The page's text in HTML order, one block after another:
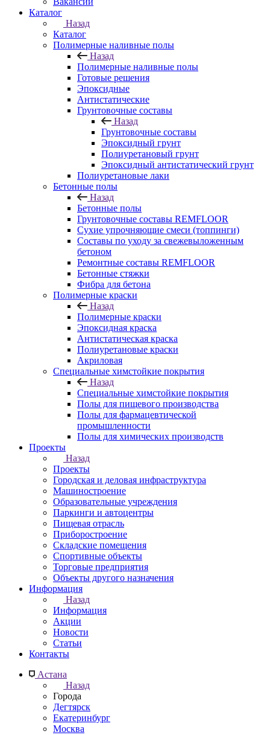
Каталог
Назад
Каталог
Полимерные наливные полы
Назад
Полимерные наливные полы
Готовые решения
Эпоксидные
Антистатические
Грунтовочные составы
Назад
Грунтовочные составы
Эпоксидный грунт
Полиуретановый грунт
Эпоксидный антистатический грунт
Полиуретановые лаки
Бетонные полы
Назад
Бетонные полы
Грунтовочные составы REMFLOOR
Сухие упрочняющие смеси (топпинги)
Составы по уходу за свежевыложенным
бетоном
Ремонтные составы REMFLOOR
Бетонные стяжки
Фибра для бетона
Полимерные краски
Назад
Полимерные краски
Эпоксидная краска
Антистатическая краска
Полиуретановые краски
Акриловая
Специальные химстойкие покрытия
Назад
Специальные химстойкие покрытия
Полы для пищевого производства
Полы для фармацевтической
промышленности
Полы для химических производств
Проекты
Назад
Проекты
Городская и деловая инфраструктура
Машиностроение
Образовательные учреждения
Паркинги и автоцентры
Пищевая отрасль
Приборостроение
Складские помещения
Спортивные объекты
Торговые предприятия
Объекты другого назначения
Информация
Назад
Информация
Акции
Новости
Статьи
Контакты
Астана
Назад
Города
Дегтярск
Екатеринбург
Москва